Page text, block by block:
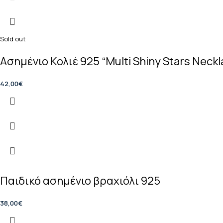
Sold out
Ασημένιο Κολιέ 925 “Multi Shiny Stars
42,00€
Παιδικό ασημένιο βραχιόλι 925
38,00€